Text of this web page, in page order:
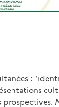
:
prospectives.